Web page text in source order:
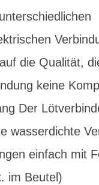
die Qualität,
keine
Der
wasserdichte
einfach mit
im Beutel)